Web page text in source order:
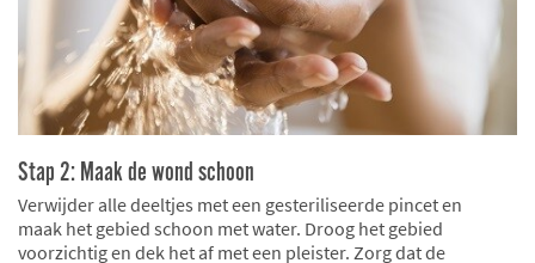
Stap 2: Maak de wond schoon
Verwijder alle deeltjes met een gesteriliseerde pincet en
maak het gebied schoon met water. Droog het gebied
voorzichtig en dek het af met een pleister. Zorg dat de